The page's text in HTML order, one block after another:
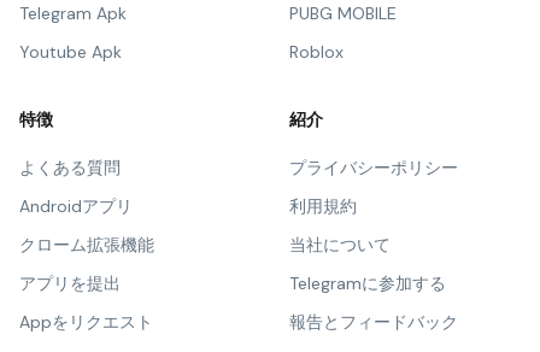
Telegram Apk
Youtube Apk
PUBG MOBILE
Roblox
特徴
よくある質問
Androidアプリ
クローム拡張機能
アプリを提出
Appをリクエスト
紹介
プライバシーポリシー
利用規約
当社について
Telegramに参加する
報告とフィードバック